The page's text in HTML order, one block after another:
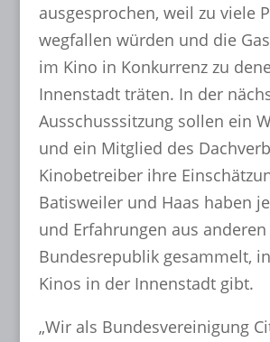
ausgesprochen, weil zu viele
wegfallen würden und die
im Kino in Konkurrenz zu
Innenstadt träten. In der
Ausschusssitzung sollen ein
und ein Mitglied des
Kinobetreiber ihre
Batisweiler und Haas haben
und Erfahrungen aus
Bundesrepublik gesammelt,
Kinos in der Innenstadt gibt.
„Wir als Bundesvereinigung